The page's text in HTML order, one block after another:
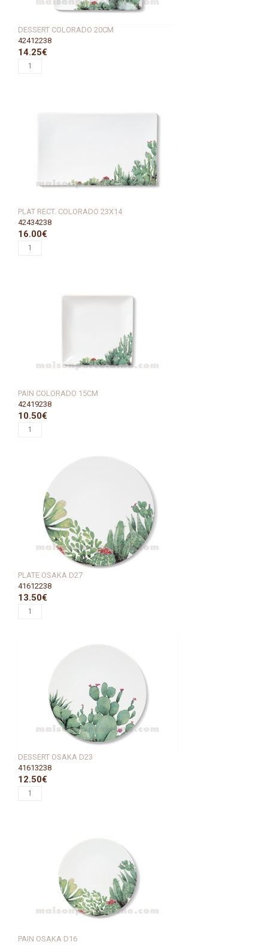
DESSERT COLORADO 20CM
42412238
14.25€
PLAT RECT. COLORADO 23X14
42434238
16.00€
PAIN COLORADO 15CM
42419238
10.50€
PLATE OSAKA D27
41612238
13.50€
DESSERT OSAKA D23
41613238
12.50€
PAIN OSAKA D16